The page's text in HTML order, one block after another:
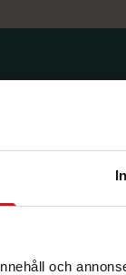
och